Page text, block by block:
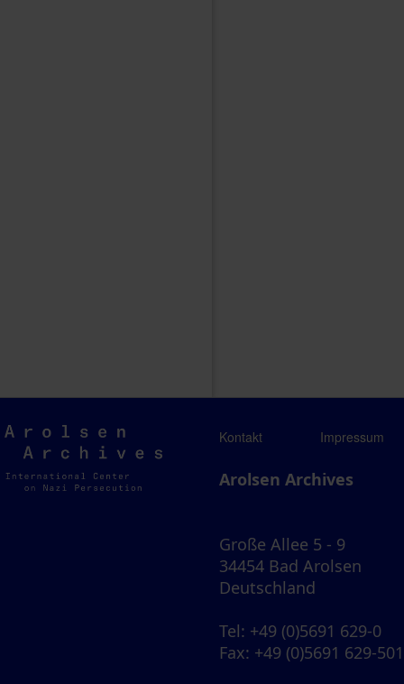
Arolsen
Archives
Kontakt Impressum
Arolsen Archives
Große Allee 5 - 9
34454 Bad Arolsen
Deutschland
Tel: +49 (0)5691 629-0
Fax: +49 (0)5691 629-501